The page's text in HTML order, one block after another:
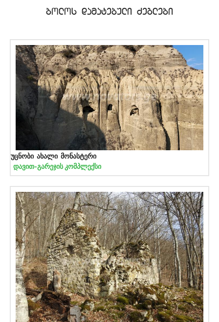
bolos damatebuli Zeglebi
უცნობი ახალი მონასტერი
დავით-გარეჯის კომპლექსი